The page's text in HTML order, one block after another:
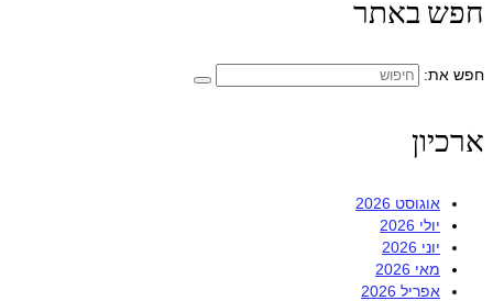
חפש באתר
חפש את:
ארכיון
אוגוסט 2026
יולי 2026
יוני 2026
מאי 2026
אפריל 2026